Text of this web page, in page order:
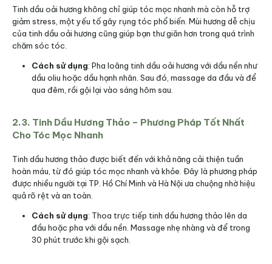
Tinh dầu oải hương không chỉ giúp tóc mọc nhanh mà còn hỗ trợ
giảm stress, một yếu tố gây rụng tóc phổ biến. Mùi hương dễ chịu
của tinh dầu oải hương cũng giúp bạn thư giãn hơn trong quá trình
chăm sóc tóc.
Cách sử dụng: Pha loãng tinh dầu oải hương với dầu nền như
dầu oliu hoặc dầu hạnh nhân. Sau đó, massage da đầu và để
qua đêm, rồi gội lại vào sáng hôm sau.
2.3. Tinh Dầu Hương Thảo – Phương Pháp Tốt Nhất
Cho Tóc Mọc Nhanh
Tinh dầu hương thảo được biết đến với khả năng cải thiện tuần
hoàn máu, từ đó giúp tóc mọc nhanh và khỏe. Đây là phương pháp
được nhiều người tại TP. Hồ Chí Minh và Hà Nội ưa chuộng nhờ hiệu
quả rõ rệt và an toàn.
Cách sử dụng: Thoa trực tiếp tinh dầu hương thảo lên da
đầu hoặc pha với dầu nền. Massage nhẹ nhàng và để trong
30 phút trước khi gội sạch.